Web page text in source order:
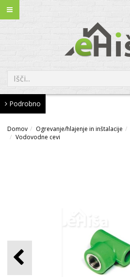
Podrobno
Domov Ogrevanje/hlajenje in inštalacije
Vodovodne cevi